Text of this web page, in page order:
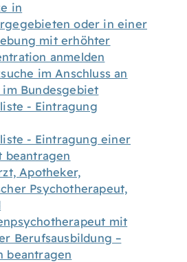
in
oder in einer
mit erhöhter
anmelden
im Anschluss an
Bundesgebiet
- Eintragung
- Eintragung einer
beantragen
Apotheker,
Psychotherapeut,
mit
Berufsausbildung –
beantragen